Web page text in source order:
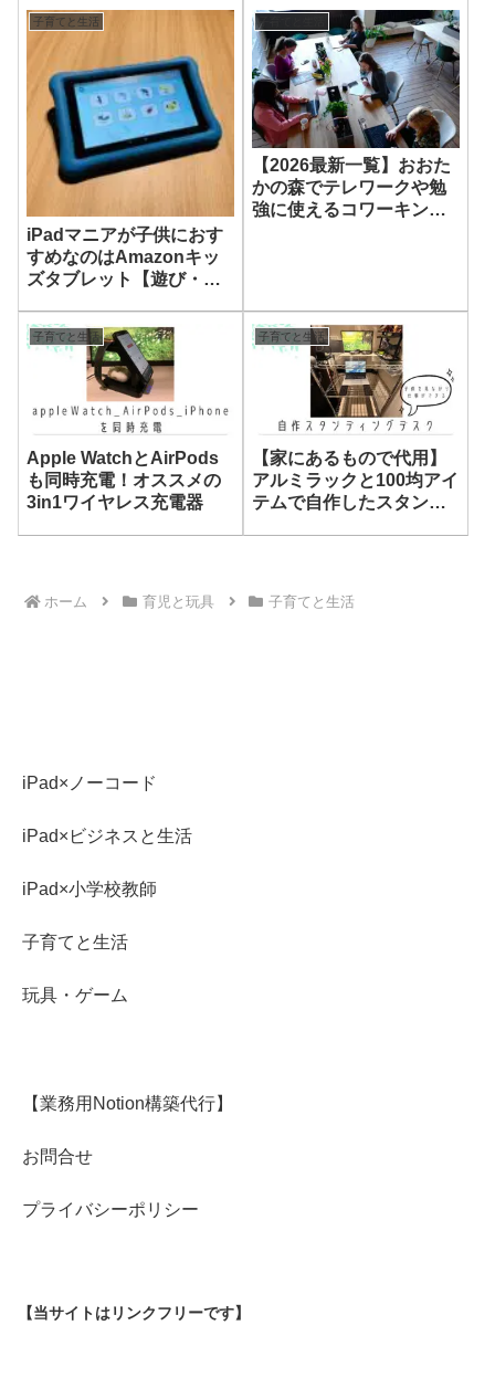
子育てと生活
iPadマニアが子供におす
すめなのはAmazonキッ
ズタブレット【遊び・勉
子育てと生活
【2026最新一覧】おおた
かの森でテレワークや勉
強に使えるコワーキン
子育てと生活
Apple WatchとAirPods
も同時充電！オススメの
3in1ワイヤレス充電器
子育てと生活
【家にあるもので代用】
アルミラックと100均アイ
テムで自作したスタンデ
ホーム 育児と玩具 子育てと生活
iPad×ノーコード
iPad×ビジネスと生活
iPad×小学校教師
子育てと生活
玩具・ゲーム
【業務用Notion構築代行】
お問合せ
プライバシーポリシー
【当サイトはリンクフリーです】